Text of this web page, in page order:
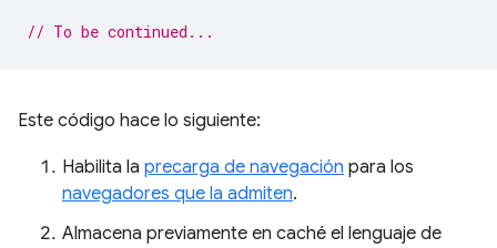
// To be continued...
Este código hace lo siguiente:
Habilita la precarga de navegación para los
navegadores que la admiten.
Almacena previamente en caché el lenguaje de